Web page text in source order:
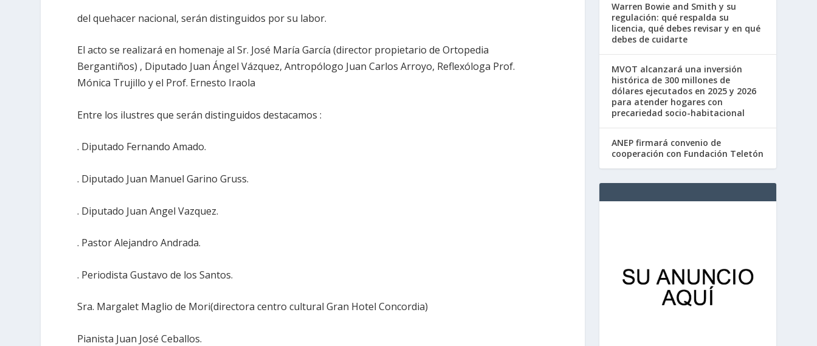
del quehacer nacional, serán distinguidos por su labor.
El acto se realizará en homenaje al Sr. José María García (director propietario de Ortopedia
Bergantiños) , Diputado Juan Ángel Vázquez, Antropólogo Juan Carlos Arroyo, Reflexóloga Prof.
Mónica Trujillo y el Prof. Ernesto Iraola
Entre los ilustres que serán distinguidos destacamos :
. Diputado Fernando Amado.
. Diputado Juan Manuel Garino Gruss.
. Diputado Juan Angel Vazquez.
. Pastor Alejandro Andrada.
. Periodista Gustavo de los Santos.
Sra. Margalet Maglio de Mori(directora centro cultural Gran Hotel Concordia)
Pianista Juan José Ceballos.
Warren Bowie and Smith y su
regulación: qué respalda su
licencia, qué debes revisar y en qué
debes de cuidarte
MVOT alcanzará una inversión
histórica de 300 millones de
dólares ejecutados en 2025 y 2026
para atender hogares con
precariedad socio-habitacional
ANEP firmará convenio de
cooperación con Fundación Teletón